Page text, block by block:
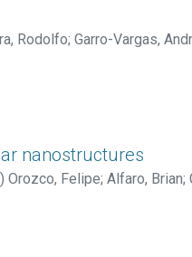
Rodolfo; Garro-Vargas,
nanostructures
) Orozco, Felipe; Alfaro, Brian;